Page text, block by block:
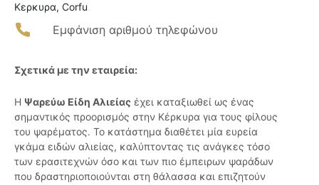
Κερκυρα, Corfu
Εμφάνιση αριθμού τηλεφώνου
Σχετικά με την εταιρεία:
Η Ψαρεύω Είδη Αλιείας έχει καταξιωθεί ως ένας
σημαντικός προορισμός στην Κέρκυρα για τους φίλους
του ψαρέματος. Το κατάστημα διαθέτει μία ευρεία
γκάμα ειδών αλιείας, καλύπτοντας τις ανάγκες τόσο
των ερασιτεχνών όσο και των πιο έμπειρων ψαράδων
που δραστηριοποιούνται στη θάλασσα και επιζητούν